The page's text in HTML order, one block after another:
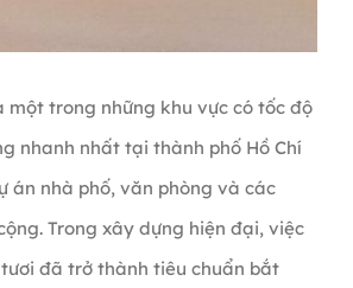
một trong những khu vực có tốc độ
nhanh nhất tại thành phố Hồ Chí
án nhà phố, văn phòng và các
Trong xây dựng hiện đại, việc
đã trở thành tiêu chuẩn bắt